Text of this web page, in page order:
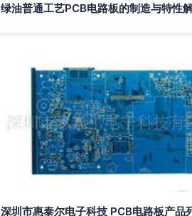
绿油普通工艺PCB电路板的制造与特性